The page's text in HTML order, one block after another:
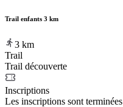
Trail enfants 3 km
3 km
Trail
Trail découverte
Inscriptions
Les inscriptions sont terminées